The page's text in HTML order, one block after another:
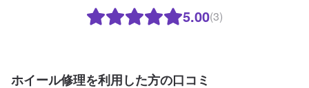
5.00(3)
ホイール修理を利用した方の口コミ